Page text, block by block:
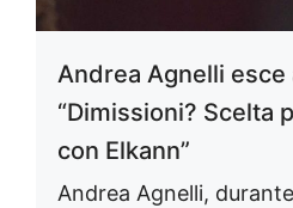
Andrea Agnelli
“Dimissioni? Scelta
con Elkann”
Andrea Agnelli,